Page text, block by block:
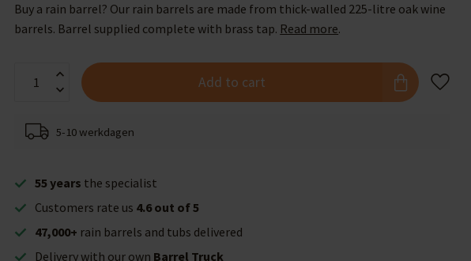
Buy a rain barrel? Our rain barrels are made from thick-walled 225-litre oak wine
barrels. Barrel supplied complete with brass tap. Read more.
Add to cart
5-10 werkdagen
55 years the specialist
Customers rate us 4.6 out of 5
47,000+ rain barrels and tubs delivered
Delivery with our own Barrel Truck